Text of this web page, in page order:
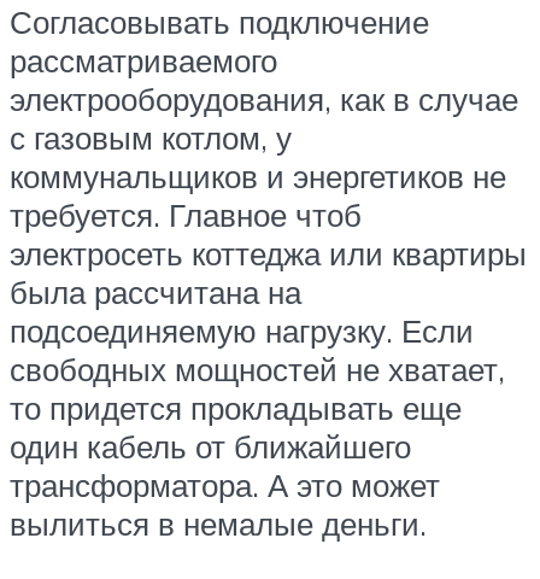
Согласовывать подключение
рассматриваемого
электрооборудования, как в случае
с газовым котлом, у
коммунальщиков и энергетиков не
требуется. Главное чтоб
электросеть коттеджа или квартиры
была рассчитана на
подсоединяемую нагрузку. Если
свободных мощностей не хватает,
то придется прокладывать еще
один кабель от ближайшего
трансформатора. А это может
вылиться в немалые деньги.